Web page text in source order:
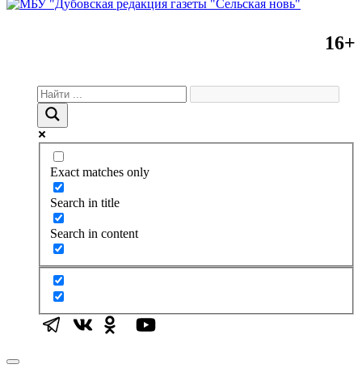
16+
Exact matches only
Search in title
Search in content